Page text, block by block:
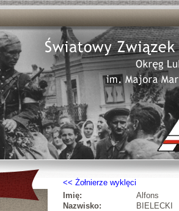
Żołnierze wyklęci
Imię:
Alfons
Nazwisko:
BIELECKI